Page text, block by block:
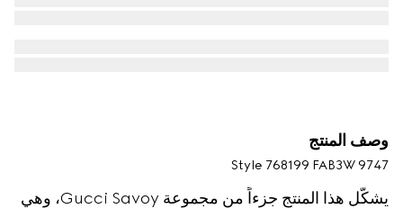
وصف المنتج
Style ‎768199 FAB3W 9747
يشكّل هذا المنتج جزءاً من مجموعة Gucci Savoy، وهي